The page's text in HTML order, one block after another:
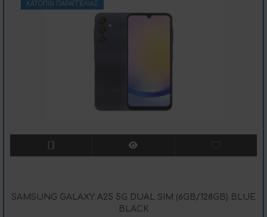
ΚΑΤΌΠΙΝ ΠΑΡΑΓΓΕΛΊΑΣ
SAMSUNG GALAXY A25 5G DUAL SIM (6GB/128GB) BLUE
BLACK